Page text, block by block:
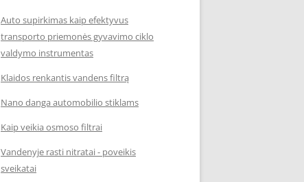
Auto supirkimas kaip efektyvus
transporto priemonės gyvavimo ciklo
valdymo instrumentas
Klaidos renkantis vandens filtrą
Nano danga automobilio stiklams
Kaip veikia osmoso filtrai
Vandenyje rasti nitratai - poveikis
sveikatai